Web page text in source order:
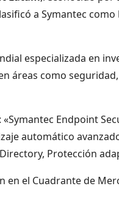
a Symantec
especializada en
áreas como
«Symantec Endpoint
automático
Protección
en el Cuadrante de